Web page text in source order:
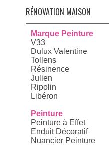
RÉNOVATION MAISON
Marque Peinture
V33
Dulux Valentine
Tollens
Résinence
Julien
Ripolin
Libéron
Peinture
Peinture à Effet
Enduit Décoratif
Nuancier Peinture